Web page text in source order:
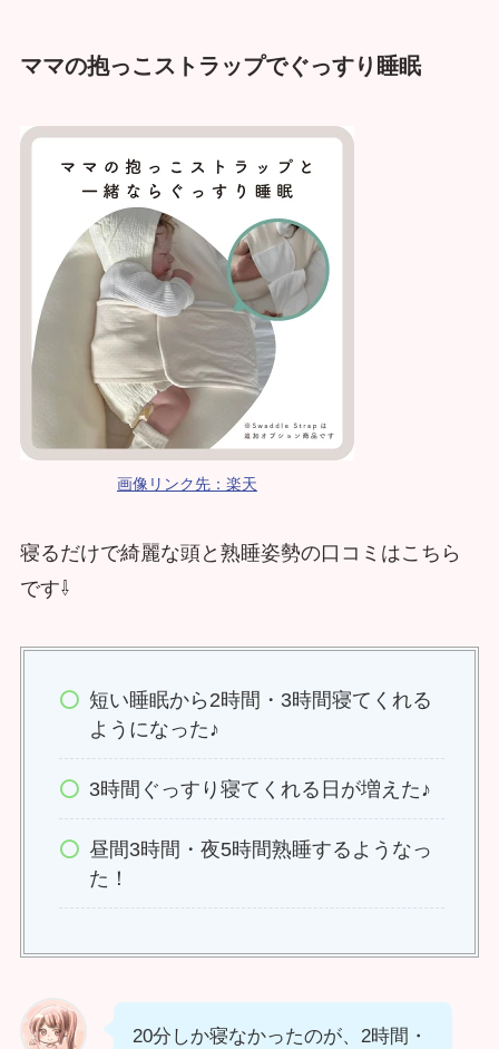
ママの抱っこストラップでぐっすり睡眠
画像リンク先：楽天
寝るだけで綺麗な頭と熟睡姿勢の口コミはこちら
です⇩
短い睡眠から2時間・3時間寝てくれる
ようになった♪
3時間ぐっすり寝てくれる日が増えた♪
昼間3時間・夜5時間熟睡するようなっ
た！
20分しか寝なかったのが、2時間・